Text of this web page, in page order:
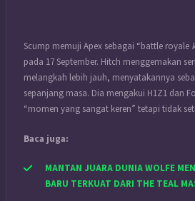
Scump memuji Apex sebagai “battle royale
pada 17 September. Hitch menggemakan
melangkah lebih jauh, menyatakannya
sepanjang masa. Dia mengakui H1Z1 dan
“momen yang sangat keren” tetapi tidak
Baca juga:
MANTAN JUARA DUNIA WOLFE
BARU TERKUAT DARI THE TEAL